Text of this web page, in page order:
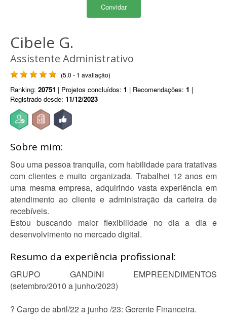
Convidar
Cibele G.
Assistente Administrativo
(5.0 - 1 avaliação)
Ranking: 20751 | Projetos concluídos: 1 | Recomendações: 1 |
Registrado desde: 11/12/2023
Sobre mim:
Sou uma pessoa tranquila, com habilidade para tratativas
com clientes e muito organizada. Trabalhei 12 anos em
uma mesma empresa, adquirindo vasta experiência em
atendimento ao cliente e administração da carteira de
recebíveis.
Estou buscando maior flexibilidade no dia a dia e
desenvolvimento no mercado digital.
Resumo da experiência profissional:
GRUPO GANDINI EMPREENDIMENTOS
(setembro/2010 a junho/2023)
? Cargo de abril/22 a junho /23: Gerente Financeira.